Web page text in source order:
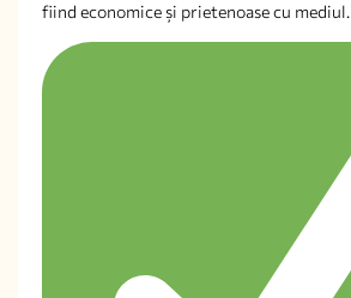
fiind economice și prietenoase cu mediul.